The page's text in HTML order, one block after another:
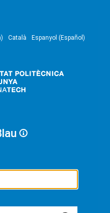
Català Espanyol (Español)